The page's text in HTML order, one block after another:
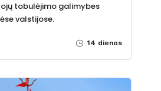
tobulėjimo galimybes
valstijose.
14 dienos